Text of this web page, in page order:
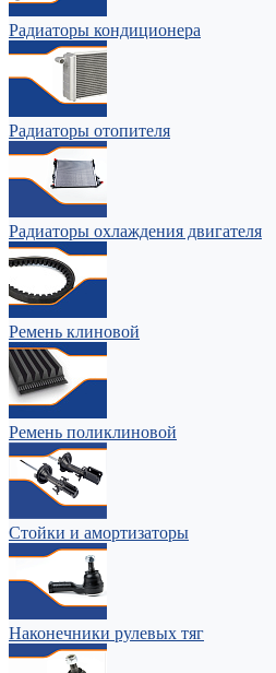
Радиаторы кондиционера
Радиаторы отопителя
Радиаторы охлаждения двигателя
Ремень клиновой
Ремень поликлиновой
Стойки и амортизаторы
Наконечники рулевых тяг